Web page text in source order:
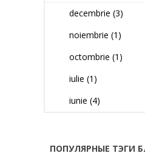
decembrie (3)
noiembrie (1)
octombrie (1)
iulie (1)
iunie (4)
ПОПУЛЯРНЫЕ ТЭГИ